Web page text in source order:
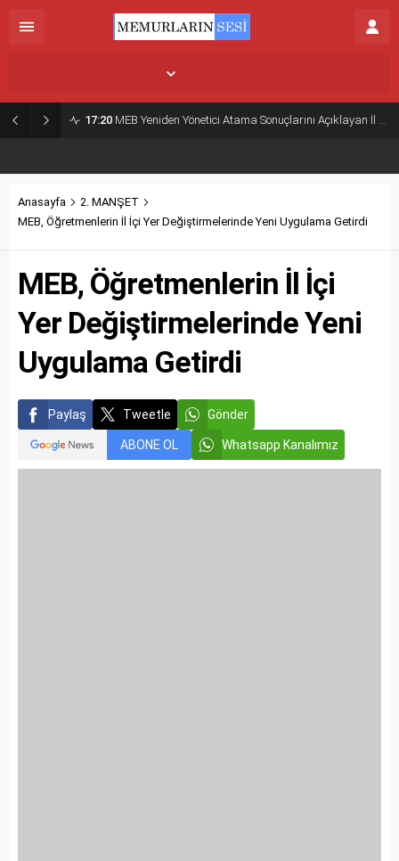
17:20 MEB Yeniden Yönetici Atama Sonuçlarını Açıklayan İl MEM’ler Listesi
Anasayfa
2. MANŞET
MEB, Öğretmenlerin İl İçi Yer Değiştirmelerinde Yeni Uygulama Getirdi
MEB, Öğretmenlerin İl İçi
Yer Değiştirmelerinde Yeni
Uygulama Getirdi
Paylaş Tweetle Gönder
ABONE OL Whatsapp Kanalımız